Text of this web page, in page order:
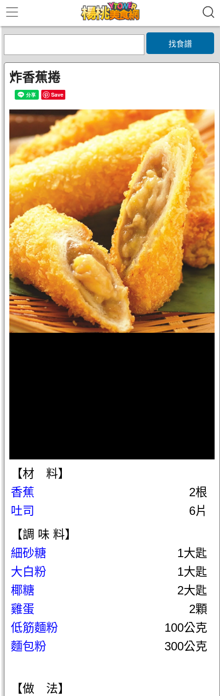
找食譜
炸香蕉捲
Save
【材 料】
香蕉
2根
吐司
6片
【調 味 料】
細砂糖
1大匙
大白粉
1大匙
椰糖
2大匙
雞蛋
2顆
低筋麵粉
100公克
麵包粉
300公克
【做 法】